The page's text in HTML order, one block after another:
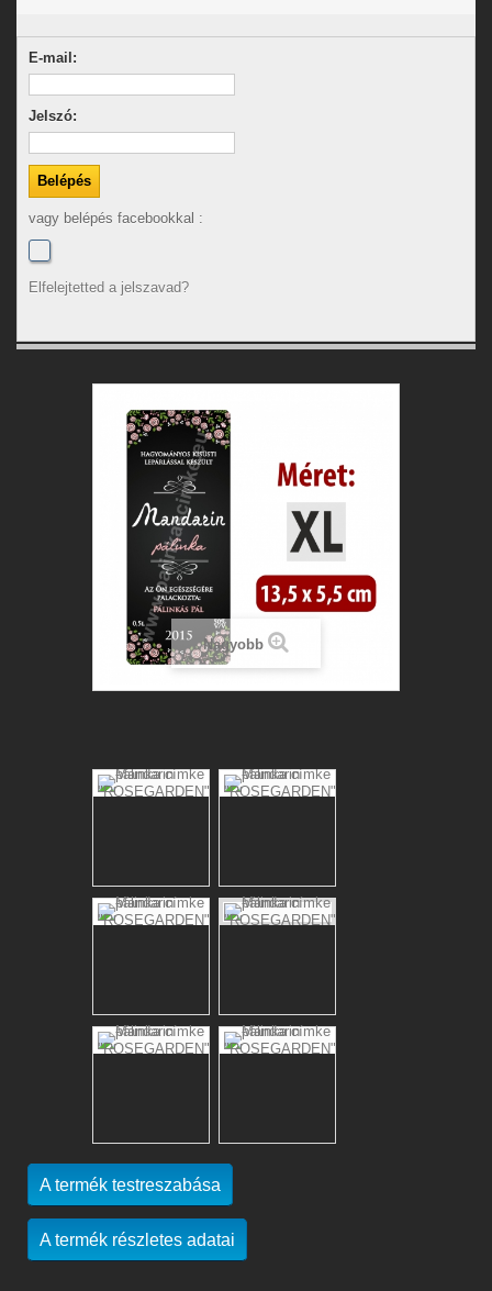
E-mail:
Jelszó:
vagy belépés facebookkal :
Elfelejtetted a jelszavad?
Nagyobb
A termék testreszabása
A termék részletes adatai